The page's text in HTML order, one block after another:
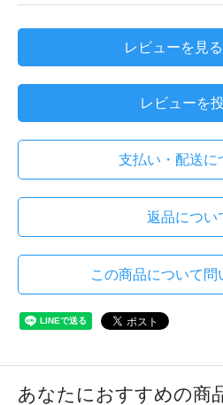
レビューを見
レビューを
支払い・配送に
返品につい
この商品について問
あなたにおすすめの商